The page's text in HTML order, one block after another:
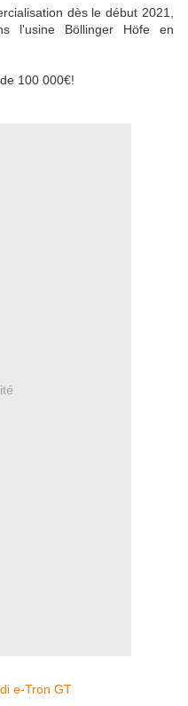
dès le début 2021,
l'usine Böllinger Höfe en
100 000€!